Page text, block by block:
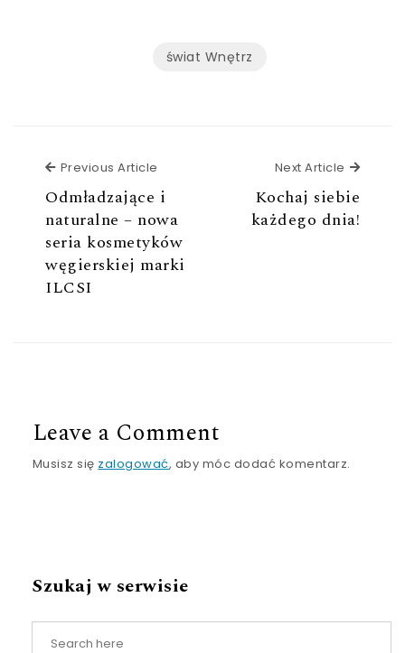
świat Wnętrz
Previous Article
Odmładzające i
naturalne – nowa
seria kosmetyków
węgierskiej marki
ILCSI
Next Article Next
Kochaj siebie
każdego dnia!
Leave a Comment
Musisz się zalogować, aby móc dodać komentarz.
Szukaj w serwisie